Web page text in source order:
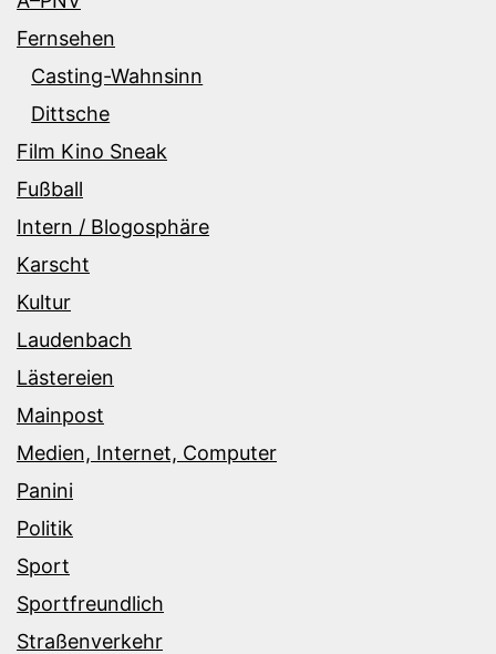
Fernsehen
Casting-Wahnsinn
Dittsche
Film Kino Sneak
Fußball
Intern / Blogosphäre
Karscht
Kultur
Laudenbach
Lästereien
Mainpost
Medien, Internet, Computer
Panini
Politik
Sport
Sportfreundlich
Straßenverkehr